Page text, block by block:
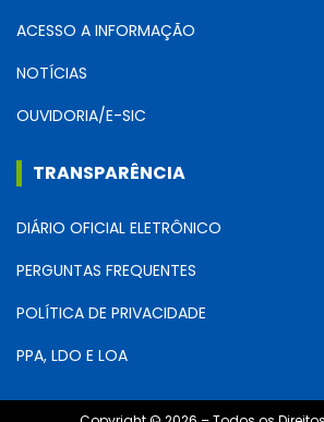
ACESSO A INFORMAÇÃO
NOTÍCIAS
OUVIDORIA/E-SIC
TRANSPARÊNCIA
DIÁRIO OFICIAL ELETRÔNICO
PERGUNTAS FREQUENTES
POLÍTICA DE PRIVACIDADE
PPA, LDO E LOA